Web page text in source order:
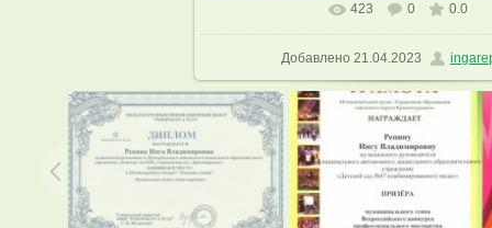
В реальном размере 1154x1600
423 0 0.0
Добавлено 21.04.2023